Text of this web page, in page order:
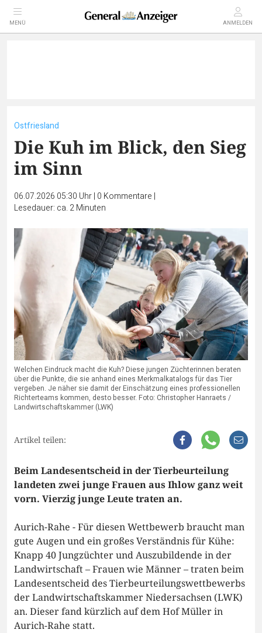
MENÜ ANMELDEN
Ostfriesland
Die Kuh im Blick, den Sieg
im Sinn
06.07.2026 05:30 Uhr| 0 Kommentare |
Lesedauer: ca. 2 Minuten
Welchen Eindruck macht die Kuh? Diese jungen Züchterinnen beraten
über die Punkte, die sie anhand eines Merkmalkatalogs für das Tier
vergeben. Je näher sie damit der Einschätzung eines professionellen
Richterteams kommen, desto besser. Foto: Christopher Hanraets /
Landwirtschaftskammer (LWK)
Artikel teilen:
Beim Landesentscheid in der Tierbeurteilung
landeten zwei junge Frauen aus Ihlow ganz weit
vorn. Vierzig junge Leute traten an.
Aurich-Rahe - Für diesen Wettbewerb braucht man
gute Augen und ein großes Verständnis für Kühe:
Knapp 40 Jungzüchter und Auszubildende in der
Landwirtschaft – Frauen wie Männer – traten beim
Landesentscheid des Tierbeurteilungswettbewerbs
der Landwirtschaftskammer Niedersachsen (LWK)
an. Dieser fand kürzlich auf dem Hof Müller in
Aurich-Rahe statt.